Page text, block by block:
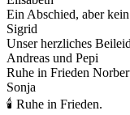
Ein Abschied, aber
Sigrid
Unser herzliches
Andreas und Pepi
Ruhe in Frieden
Sonja
🕯 Ruhe in Frieden.